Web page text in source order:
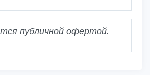
публичной офертой.